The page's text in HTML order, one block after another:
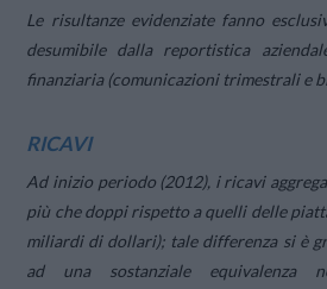
Le risultanze evidenziate fanno
desumibile dalla reportistica
finanziaria (comunicazioni trimestrali e
RICAVI
Ad inizio periodo (2012), i ricavi
più che doppi rispetto a quelli delle
miliardi di dollari); tale differenza si è
ad una sostanziale equivalenza